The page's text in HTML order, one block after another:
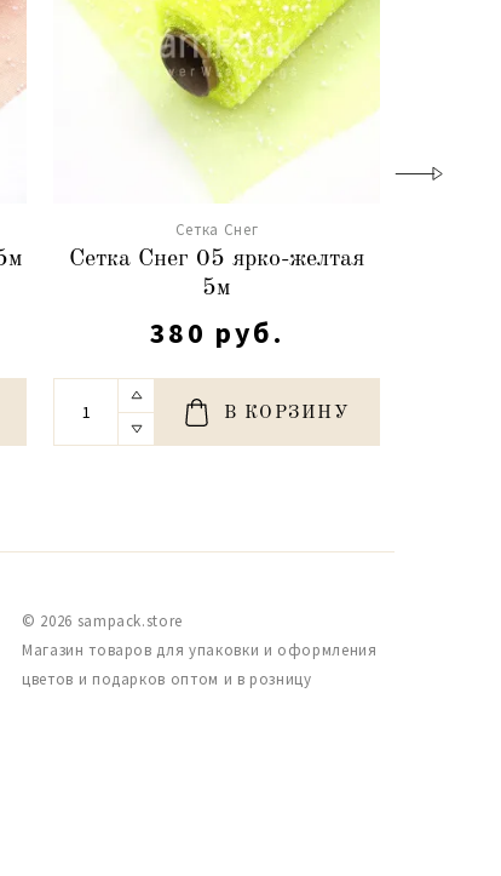
Сетка Снег
Сетка Снег 05 ярко-желтая
5м
380 руб.
В КОРЗИНУ
© 2026 sampack.store
Магазин товаров для упаковки и оформления
цветов и подарков оптом и в розницу